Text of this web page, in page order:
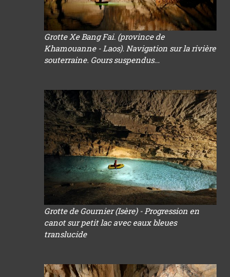
Grotte Xe Bang Fai. (province de
Khamouanne - Laos). Navigation sur la rivière
souterraine. Gours suspendus...
Grotte de Gournier (Isère) - Progression en
canot sur petit lac avec eaux bleues
translucide